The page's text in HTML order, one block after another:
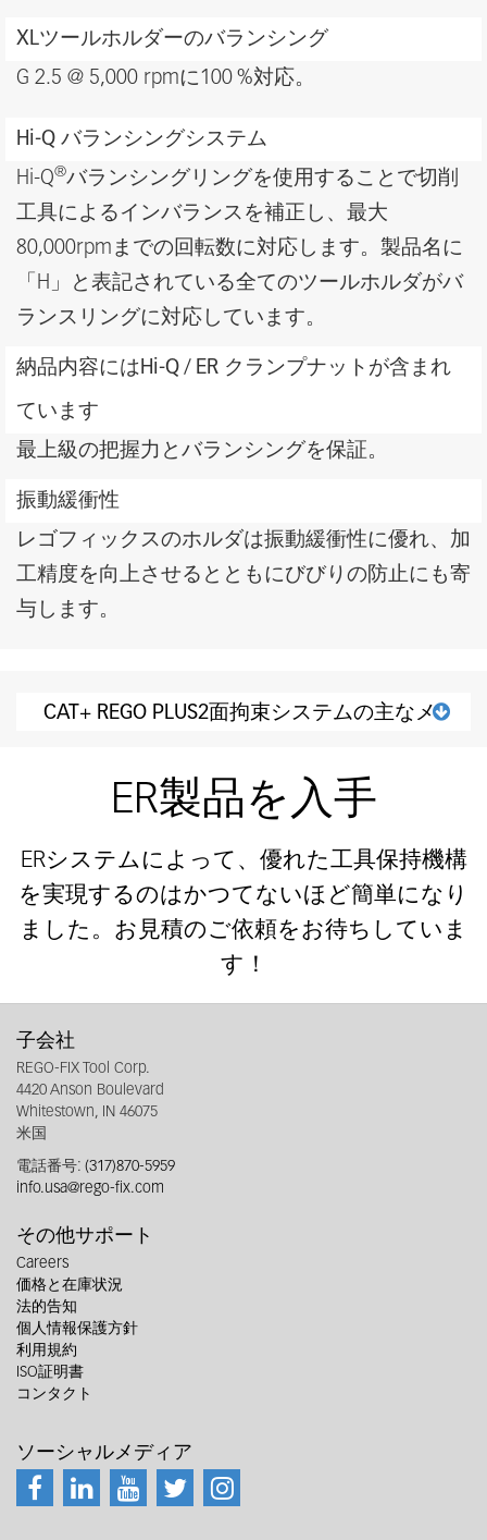
XLツールホルダーのバランシング
G 2.5 @ 5,000 rpmに100 %対応。
Hi-Q バランシングシステム
Hi-Q®バランシングリングを使用することで切削
工具によるインバランスを補正し、最大
80,000rpmまでの回転数に対応します。製品名に
「H」と表記されている全てのツールホルダがバ
ランスリングに対応しています。
納品内容にはHi-Q / ER クランプナットが含まれ
ています
最上級の把握力とバランシングを保証。
振動緩衝性
レゴフィックスのホルダは振動緩衝性に優れ、加
工精度を向上させるとともにびびりの防止にも寄
与します。
CAT+ REGO PLUS2面拘束システムの主なメ
ER製品を入手
ERシステムによって、優れた工具保持機構
を実現するのはかつてないほど簡単になり
ました。お見積のご依頼をお待ちしていま
す！
子会社
REGO-FIX Tool Corp.
4420 Anson Boulevard
Whitestown, IN 46075
米国
電話番号: (317)870-5959
info.usa@rego-fix.com
その他サポート
Careers
価格と在庫状況
法的告知
個人情報保護方針
利用規約
ISO証明書
コンタクト
ソーシャルメディア